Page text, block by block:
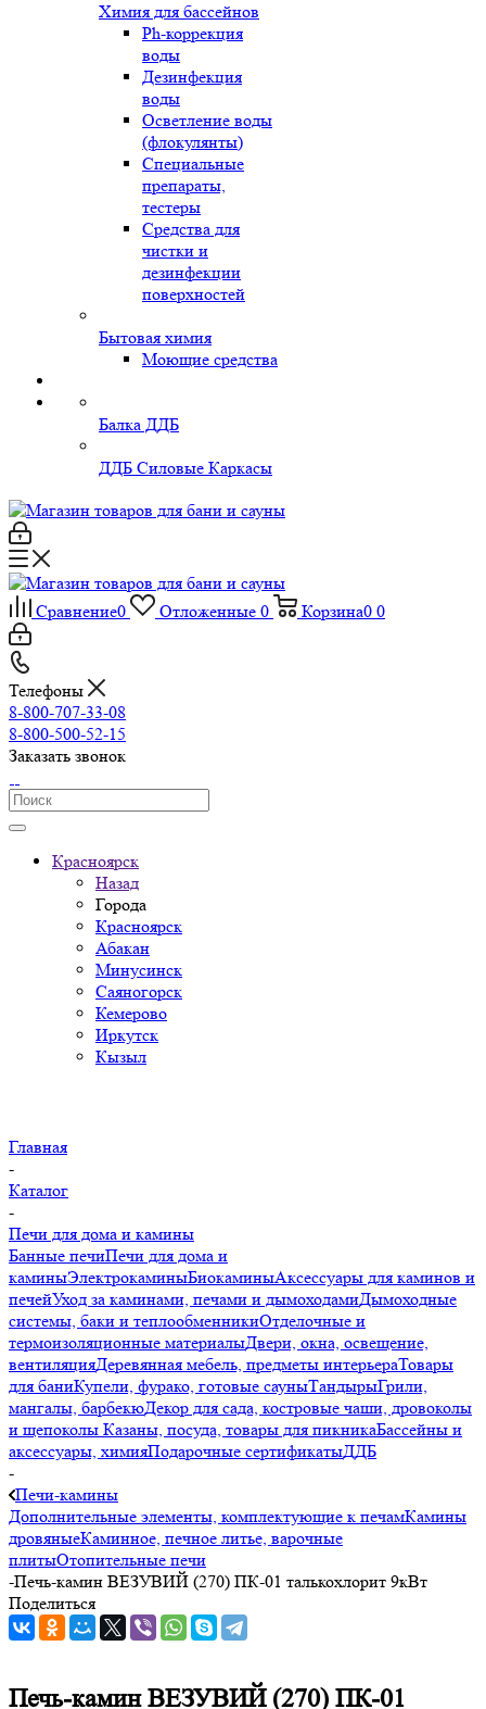
Химия для бассейнов
Ph-коррекция
воды
Дезинфекция
воды
Осветление воды
(флокулянты)
Специальные
препараты,
тестеры
Средства для
чистки и
дезинфекции
поверхностей
Бытовая химия
Моющие средства
Балка ДДБ
ДДБ Силовые Каркасы
Сравнение0 Отложенные 0 Корзина0 0
Телефоны
8-800-707-33-08
8-800-500-52-15
Заказать звонок
Красноярск
Назад
Города
Красноярск
Абакан
Минусинск
Саяногорск
Кемерово
Иркутск
Кызыл
Главная
-
Каталог
-
Печи для дома и камины
Банные печиПечи для дома и
каминыЭлектрокаминыБиокаминыАксессуары для каминов и
печейУход за каминами, печами и дымоходамиДымоходные
системы, баки и теплообменникиОтделочные и
термоизоляционные материалыДвери, окна, освещение,
вентиляцияДеревянная мебель, предметы интерьераТовары
для баниКупели, фурако, готовые сауныТандырыГрили,
мангалы, барбекюДекор для сада, костровые чаши, дровоколы
и щепоколы Казаны, посуда, товары для пикникаБассейны и
аксессуары, химияПодарочные сертификатыДДБ
-
Печи-камины
Дополнительные элементы, комплектующие к печамКамины
дровяныеКаминное, печное литье, варочные
плитыОтопительные печи
-Печь-камин ВЕЗУВИЙ (270) ПК-01 талькохлорит 9кВт
Поделиться
Печь-камин ВЕЗУВИЙ (270) ПК-01